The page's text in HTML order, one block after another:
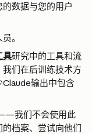
数据与您的用户
。
具研究中的工具和流
们在后训练技术方
输出中包含
我们不会使用此
档案、尝试向他们